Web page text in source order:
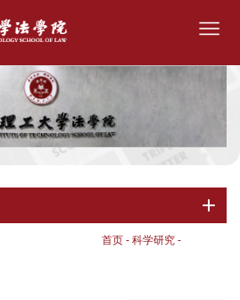
首页 - 科学研究 -